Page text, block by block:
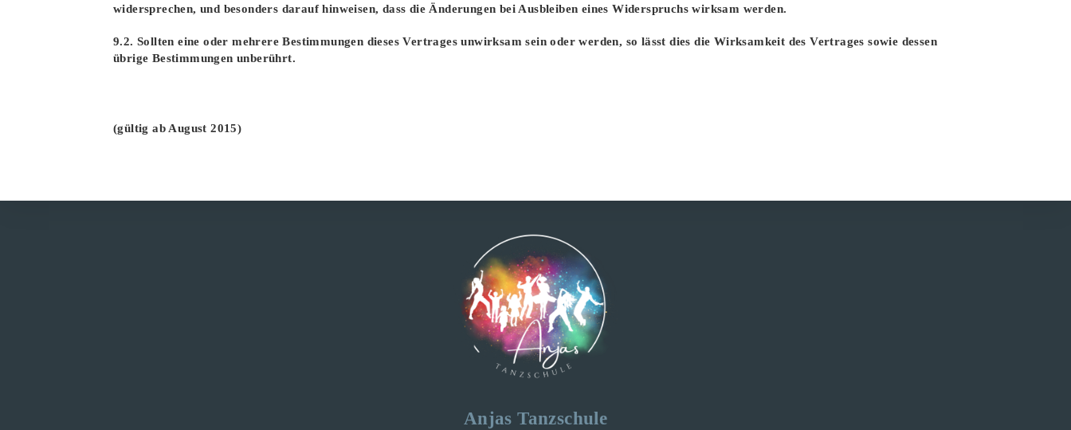
widersprechen, und besonders darauf hinweisen, dass die Änderungen bei Ausbleiben eines Widerspruchs wirksam werden.
9.2. Sollten eine oder mehrere Bestimmungen dieses Vertrages unwirksam sein oder werden, so lässt dies die Wirksamkeit des Vertrages sowie dessen
übrige Bestimmungen unberührt.
(gültig ab August 2015)
Anjas Tanzschule